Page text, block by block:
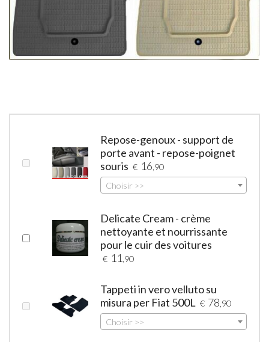
Repose-genoux - support de
porte avant - repose-poignet
souris € 16 ,90
Choisir >>
Delicate Cream - crème
nettoyante et nourrissante
pour le cuir des voitures
€ 11 ,90
Tappeti in vero velluto su
misura per Fiat 500L € 78 ,90
Choisir >>